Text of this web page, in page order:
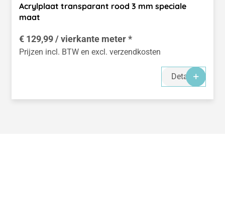
Acrylplaat transparant rood 3 mm speciale
maat
€ 129,99 / vierkante meter *
Prijzen incl. BTW en excl. verzendkosten
Details